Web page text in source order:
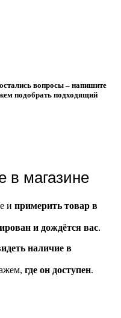
вопросы – напишите
подобрать подходящий
в магазине
и примерить товар в
и дождётся вас.
наличие в
где он доступен.